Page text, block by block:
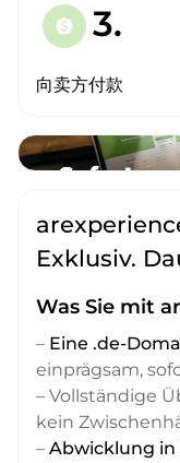
paid 3.
向卖方付款
Exklusiv.
Was Sie mit
– Eine .de-
einprägsam,
– Vollständige
kein
– Abwicklung in